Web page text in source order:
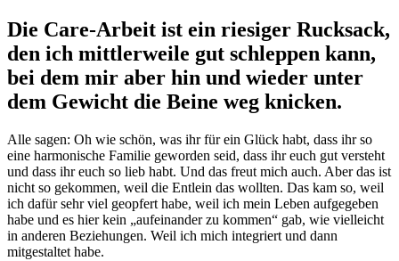
Die Care-Arbeit ist ein riesiger Rucksack,
den ich mittlerweile gut schleppen kann,
bei dem mir aber hin und wieder unter
dem Gewicht die Beine weg knicken.
Alle sagen: Oh wie schön, was ihr für ein Glück habt, dass ihr so
eine harmonische Familie geworden seid, dass ihr euch gut versteht
und dass ihr euch so lieb habt. Und das freut mich auch. Aber das ist
nicht so gekommen, weil die Entlein das wollten. Das kam so, weil
ich dafür sehr viel geopfert habe, weil ich mein Leben aufgegeben
habe und es hier kein „aufeinander zu kommen“ gab, wie vielleicht
in anderen Beziehungen. Weil ich mich integriert und dann
mitgestaltet habe.